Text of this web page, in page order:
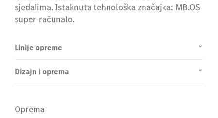
sjedalima. Istaknuta tehnološka značajka: MB.OS
super-računalo.
Linije opreme
Dizajn i oprema
Oprema